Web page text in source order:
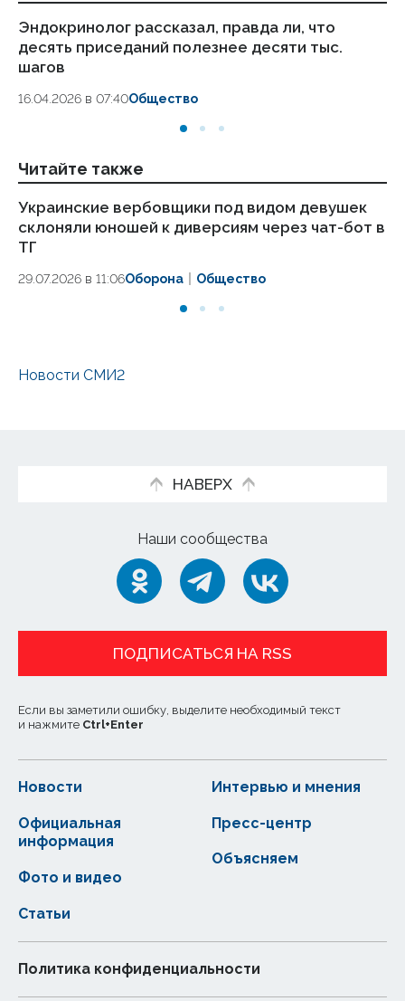
Эндокринолог рассказал, правда ли, что
десять приседаний полезнее десяти тыс.
шагов
16.04.2026 в 07:40Общество
Читайте также
Украинские вербовщики под видом девушек
склоняли юношей к диверсиям через чат-бот в
ТГ
29.07.2026 в 11:06Оборона Общество
Новости СМИ2
НАВЕРХ
Наши сообщества
ПОДПИСАТЬСЯ НА RSS
Если вы заметили ошибку, выделите необходимый текст
и нажмите Ctrl+Enter
Новости
Статьи
Официальная
информация
Интервью и мнения
Фото и видео
Пресс-центр
Объясняем
Политика конфиденциальности